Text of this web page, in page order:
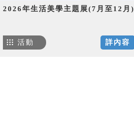
2026年生活美學主題展(7月至12月)
詳內容
活動